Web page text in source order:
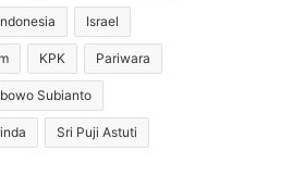
Israel
KPK Pariwara
Subianto
Sri Puji Astuti